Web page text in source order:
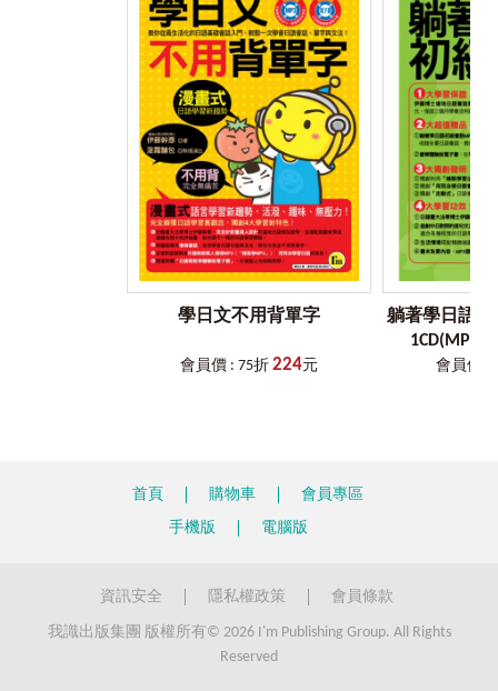
日本是可以讓您安心冒險的旅遊國度，不單因為日本的
交通方便，日本人溫柔友善，更因為日本人愛美，日本的食
衣住行育樂，處處可見讓人莞爾一笑，讓人眼睛一亮，讓人
溫暖感動的人事物。帶本《一個人用日文去旅行》，鼓起勇
氣動起來，規劃一趟一個人的日本之旅吧！
陳容蓁
學日文不用背單字
會員價 : 75折 224元
躺著學日語初
會員價 :
首頁 購物車
會員專區
手機版
電腦版
資訊安全 隱私權政策 會員條款
我識出版集團 版權所有© 2026 I'm Publishing Group. All Rights
Reserved